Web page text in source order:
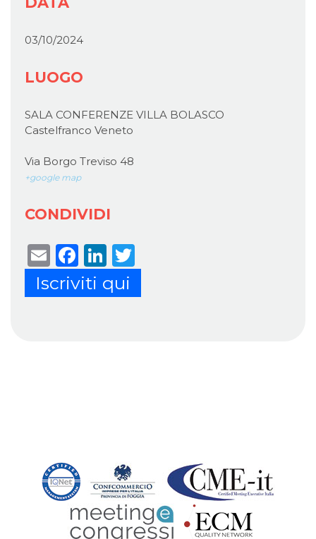
03/10/2024
LUOGO
SALA CONFERENZE VILLA BOLASCO
Castelfranco Veneto
Via Borgo Treviso 48
+google map
CONDIVIDI
EmailFacebook
LinkedIn
Iscriviti qui